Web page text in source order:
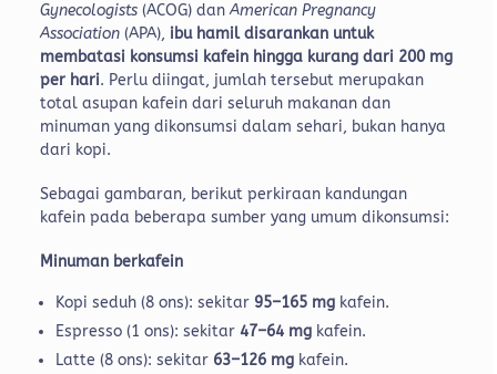
Gynecologists(ACOG) danAmerican Pregnancy
Association(APA), ibu hamil disarankan untuk
membatasi konsumsi kafein hingga kurang dari 200 mg
per hari. Perlu diingat, jumlah tersebut merupakan
total asupan kafein dari seluruh makanan dan
minuman yang dikonsumsi dalam sehari, bukan hanya
dari kopi.
Sebagai gambaran, berikut perkiraan kandungan
kafein pada beberapa sumber yang umum dikonsumsi:
Minuman berkafein
Kopi seduh (8 ons): sekitar 95–165 mgkafein.
Espresso (1 ons): sekitar 47–64 mgkafein.
Latte (8 ons): sekitar 63–126 mgkafein.